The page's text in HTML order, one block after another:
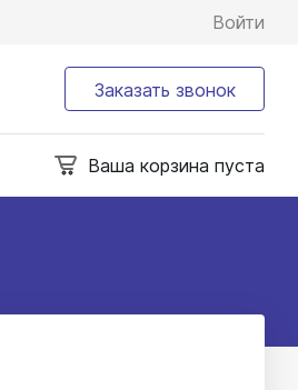
Войти
Заказать звонок
Ваша корзина пуста